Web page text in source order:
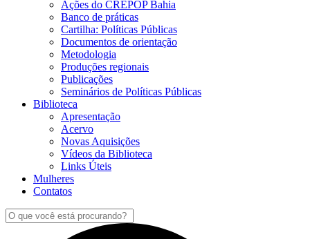
Ações do CREPOP Bahia
Banco de práticas
Cartilha: Políticas Públicas
Documentos de orientação
Metodologia
Produções regionais
Publicações
Seminários de Políticas Públicas
Biblioteca
Apresentação
Acervo
Novas Aquisições
Vídeos da Biblioteca
Links Úteis
Mulheres
Contatos